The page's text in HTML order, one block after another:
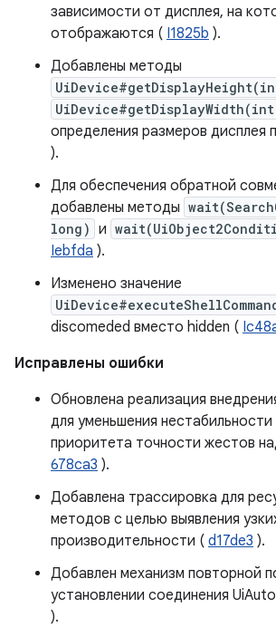
зависимости от дисплея, на
отображаются ( I1825b ).
Добавлены методы
определения размеров дисплея
).
Для обеспечения обратной
добавлены методы
long) и
Iebfda ).
Изменено значение
discomeded вместо hidden (
Исправлены ошибки
Обновлена ​​реализация
для уменьшения нестабильности
приоритета точности жестов
678ca3 ).
Добавлена ​​трассировка для
методов с целью выявления
производительности ( d17de3 ).
Добавлен механизм повторной
установлении соединения
).